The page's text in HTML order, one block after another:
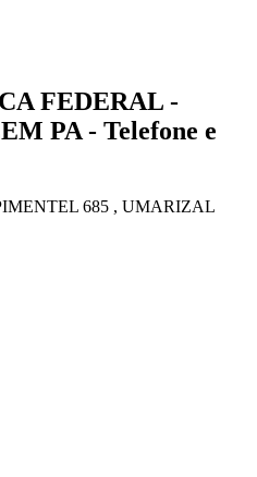
FEDERAL -
PA - Telefone e
685 , UMARIZAL